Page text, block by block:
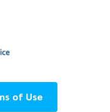
of Use